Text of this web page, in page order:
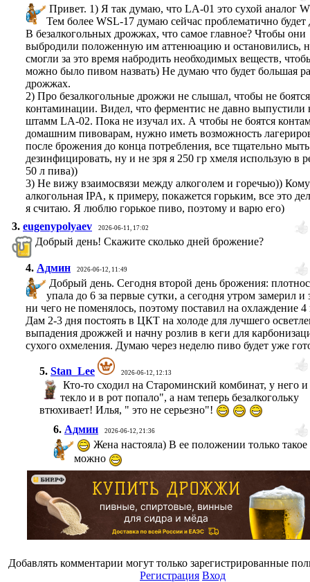
Привет. 1) Я так думаю, что LA-01 это сухой аналог
Тем более WSL-17 думаю сейчас проблематично будет
В безалкогольных дрожжах, что самое главное? Чтобы они
выбродили положенную им аттенюацию и остановились,
смогли за это время набродить необходимых веществ,
можно было пивом назвать) Не думаю что будет большая
дрожжах.
2) Про безалкогольные дрожжи не слышал, чтобы не боятся
контаминации. Видел, что ферментис не давно выпустили
штамм LA-02. Пока не изучал их. А чтобы не боятся
домашним пивоварам, нужно иметь возможность
после брожения до конца потребления, все тщательно
дезинфицировать, ну и не зря я 250 гр хмеля использую в
50 л пива))
3) Не вижу взаимосвязи между алкоголем и горечью))
алкогольная IPA, к примеру, покажется горьким, все это
я считаю. Я люблю горькое пиво, поэтому и варю его)
3. eugenypolyaev 2026-06-11, 17:02
Добрый день! Скажите сколько дней брожение?
4. Админ 2026-06-12, 11:49
Добрый день. Сегодня второй день брожения:
упала до 6 за первые сутки, а сегодня утром замерил и
ни чего не поменялось, поэтому поставил на охлаждение 4
Дам 2-3 дня постоять в ЦКТ на холоде для лучшего
выпадения дрожжей и начну розлив в кеги для
сухого охмеления. Думаю через неделю пиво будет уже
5. Stan_Lee 2026-06-12, 12:13
Кто-то сходил на Староминский комбинат, у него
текло и в рот попало", а нам теперь безалкогольку
втюхивает! Илья, " это не серьезно"!
6. Админ 2026-06-12, 21:36
Жена настояла) В ее положении только такое
можно
Добавлять комментарии могут только зарегистрированные
Регистрация Вход